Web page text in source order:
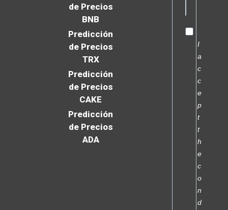
de Precios
BNB
Predicción
de Precios
TRX
Predicción
de Precios
CAKE
Predicción
de Precios
ADA
I
a
c
c
e
p
t
t
h
e
c
o
n
d